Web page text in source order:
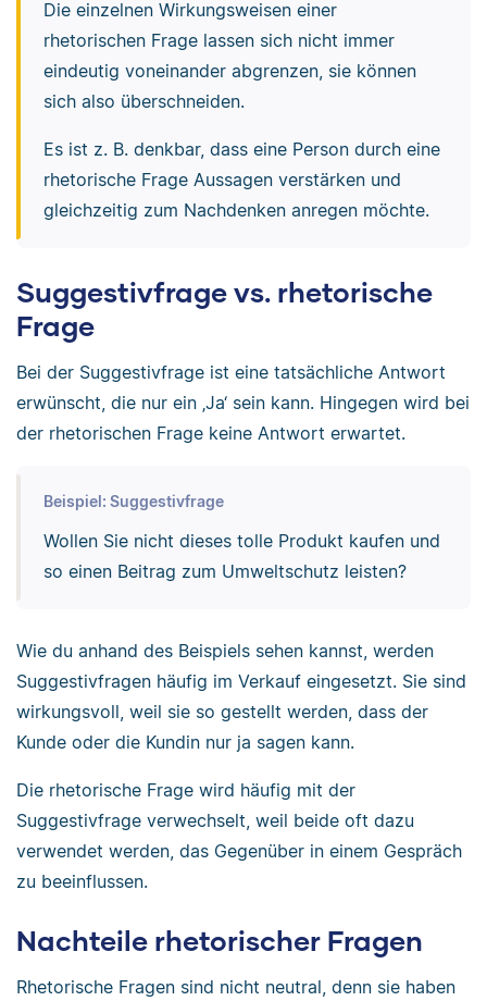
Die einzelnen Wirkungsweisen einer
rhetorischen Frage lassen sich nicht immer
eindeutig voneinander abgrenzen, sie können
sich also überschneiden.
Es ist z. B. denkbar, dass eine Person durch eine
rhetorische Frage Aussagen verstärken und
gleichzeitig zum Nachdenken anregen möchte.
Suggestivfrage vs. rhetorische
Frage
Bei der Suggestivfrage ist eine tatsächliche Antwort
erwünscht, die nur ein ‚Ja‘ sein kann. Hingegen wird bei
der rhetorischen Frage keine Antwort erwartet.
Beispiel: Suggestivfrage
Wollen Sie nicht dieses tolle Produkt kaufen und
so einen Beitrag zum Umweltschutz leisten?
Wie du anhand des Beispiels sehen kannst, werden
Suggestivfragen häufig im Verkauf eingesetzt. Sie sind
wirkungsvoll, weil sie so gestellt werden, dass der
Kunde oder die Kundin nur ja sagen kann.
Die rhetorische Frage wird häufig mit der
Suggestivfrage verwechselt, weil beide oft dazu
verwendet werden, das Gegenüber in einem Gespräch
zu beeinflussen.
Nachteile rhetorischer Fragen
Rhetorische Fragen sind nicht neutral, denn sie haben